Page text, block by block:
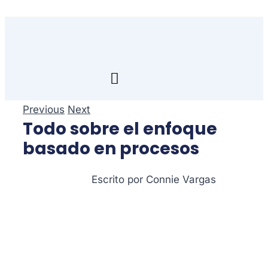
Toggle
Inicio
Transfórmate
Previous Next
Todo sobre el enfoque
basado en procesos
Escrito por Connie Vargas